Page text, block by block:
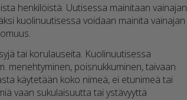
henkilöistä. Uutisessa mainitaan vainajan
kuolinuutisessa voidaan mainita vainajan
tai korulauseita. Kuolinuutisessa
menehtyminen, poisnukkuminen, taivaan
käytetään koko nimeä, ei etunimeä tai
vaan sukulaisuutta tai ystävyyttä